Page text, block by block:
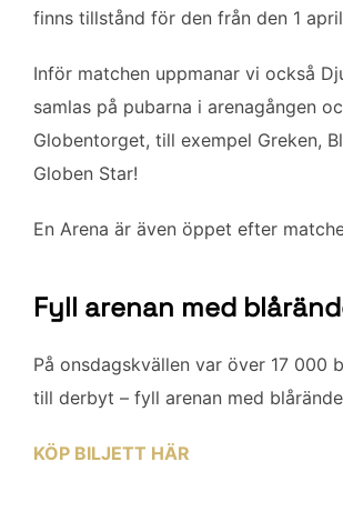
finns tillstånd för den från den 1
Inför matchen uppmanar vi också
samlas på pubarna i arenagången
Globentorget, till exempel Greken,
Globen Star!
En Arena är även öppet efter
Fyll arenan med
På onsdagskvällen var över 17 000
till derbyt – fyll arenan med
KÖP BILJETT HÄR